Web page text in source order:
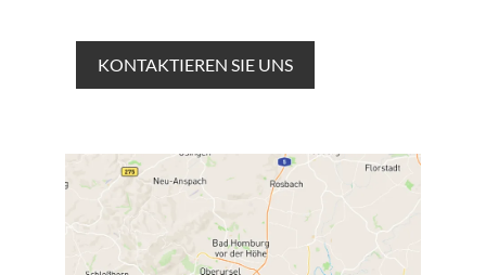
KONTAKTIEREN SIE UNS